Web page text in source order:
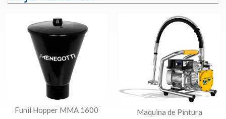
Funil Hopper MMA 1600
Maquina de Pintura